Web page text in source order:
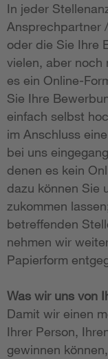
In jeder
Ansprechpartner
oder die Sie Ihre
vielen, aber noch
es ein Online-
Sie Ihre
einfach selbst
im Anschluss
bei uns
denen es kein
dazu können Sie
zukommen
betreffenden
nehmen wir
Papierform
Was wir uns von
Damit wir einen
Ihrer Person,
gewinnen